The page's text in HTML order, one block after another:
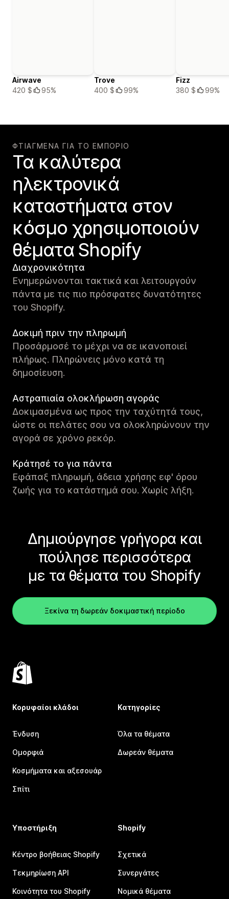
Airwave
420 $
95%
Trove
400 $
99%
Fizz
380 $
99%
ΦΤΙΑΓΜΈΝΑ ΓΙΑ ΤΟ ΕΜΠΌΡΙΟ
Τα καλύτερα
ηλεκτρονικά
καταστήματα στον
κόσμο χρησιμοποιούν
θέματα Shopify
Διαχρονικότητα
Ενημερώνονται τακτικά και λειτουργούν
πάντα με τις πιο πρόσφατες δυνατότητες
του Shopify.
Δοκιμή πριν την πληρωμή
Προσάρμοσέ το μέχρι να σε ικανοποιεί
πλήρως. Πληρώνεις μόνο κατά τη
δημοσίευση.
Αστραπιαία ολοκλήρωση αγοράς
Δοκιμασμένα ως προς την ταχύτητά τους,
ώστε οι πελάτες σου να ολοκληρώνουν την
αγορά σε χρόνο ρεκόρ.
Κράτησέ το για πάντα
Εφάπαξ πληρωμή, άδεια χρήσης εφ' όρου
ζωής για το κατάστημά σου. Χωρίς λήξη.
Δημιούργησε γρήγορα και
πούλησε περισσότερα
με τα θέματα του Shopify
Ξεκίνα τη δωρεάν δοκιμαστική περίοδο
Κορυφαίοι κλάδοι
Ένδυση
Ομορφιά
Κοσμήματα και αξεσουάρ
Σπίτι
Κατηγορίες
Όλα τα θέματα
Δωρεάν θέματα
Υποστήριξη
Κέντρο βοήθειας Shopify
Τεκμηρίωση API
Κοινότητα του Shopify
Shopify
Σχετικά
Συνεργάτες
Νομικά θέματα